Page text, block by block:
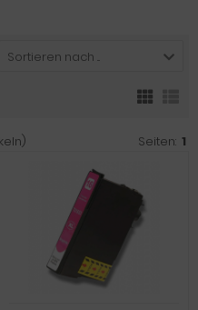
Sortieren nach ...
Seiten: 1